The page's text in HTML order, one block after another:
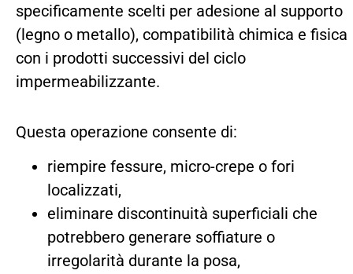
specificamente scelti per adesione al supporto
(legno o metallo), compatibilità chimica e fisica
con i prodotti successivi del ciclo
impermeabilizzante.
Questa operazione consente di:
riempire fessure, micro-crepe o fori
localizzati,
eliminare discontinuità superficiali che
potrebbero generare soffiature o
irregolarità durante la posa,